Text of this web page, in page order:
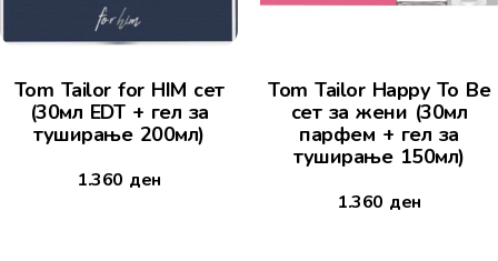
Tom Tailor for HIM сет
(30мл EDT + гел за
туширање 200мл)
1.360 ден
Tom Tailor Happy To Be
сет за жени (30мл
парфем + гел за
туширање 150мл)
1.360 ден